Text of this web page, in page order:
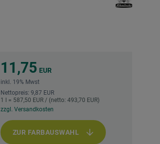
11,75 EUR
inkl. 19% Mwst
Nettopreis: 9,87 EUR
1 l = 587,50 EUR / (netto: 493,70 EUR)
zzgl. Versandkosten
ZUR FARBAUSWAHL